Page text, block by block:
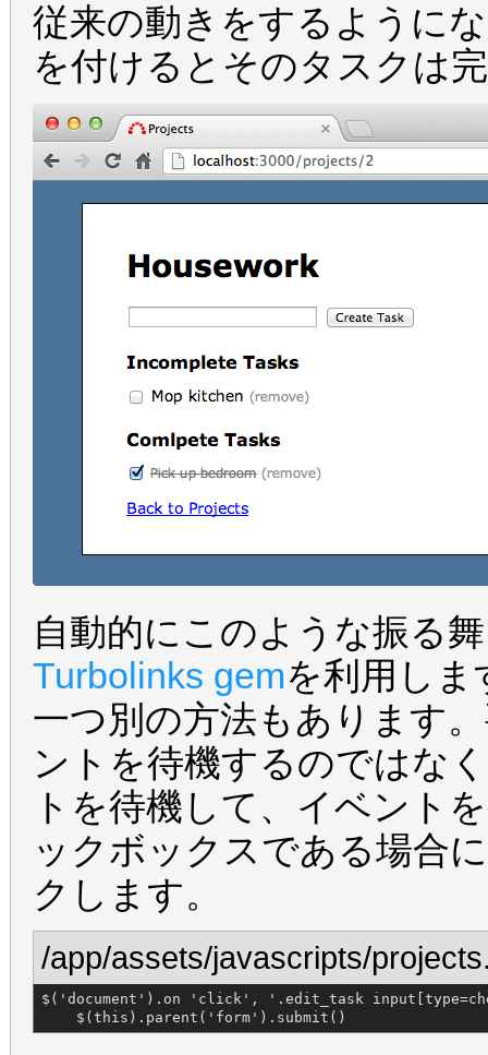
従来の動きをするように
を付けるとそのタスクは
自動的にこのような振る
Turbolinks gemを利用し
一つ別の方法もあります
ントを待機するのではな
トを待機して、イベント
ックボックスである場合
クします。
/app/assets/javascripts/
$('document').on 'click', '.edit_task
    $(this).parent('form').submit()